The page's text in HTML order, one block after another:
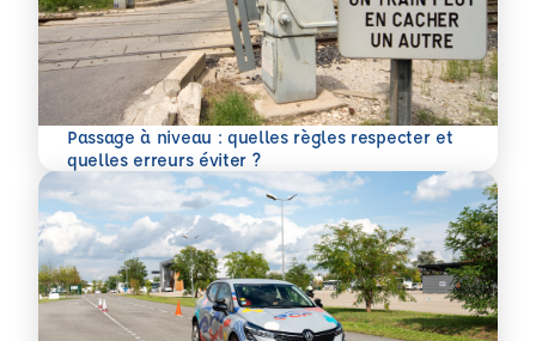
Passage à niveau : quelles règles respecter et
quelles erreurs éviter ?
En savoir plus